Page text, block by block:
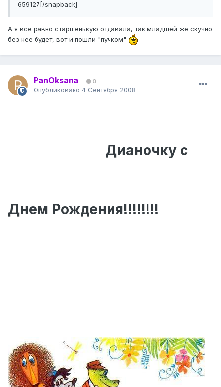
659127[/snapback]
А я все равно старшенькую отдавала, так младшей же скучно
без нее будет, вот и пошли "пучком"
PanOksana 0
Опубликовано 4 Сентября 2008
Дианочку с
Днем Рождения!!!!!!!!